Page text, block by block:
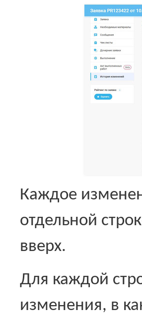
Каждое
отдельной
вверх.
Для каждой
изменения, в